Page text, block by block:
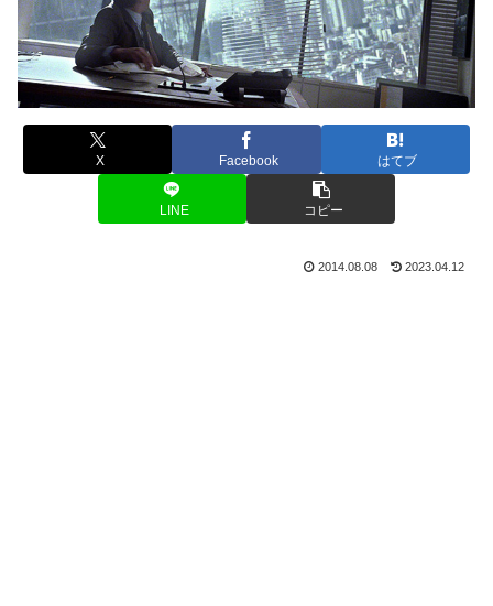
X Facebook はてブ
LINE コピー
2014.08.08 2023.04.12